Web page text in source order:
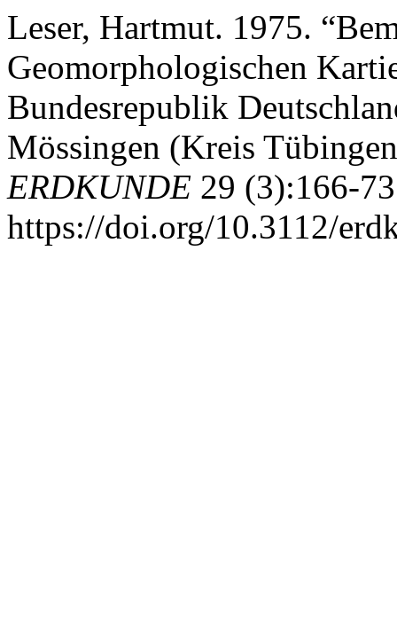
Leser, Hartmut. 1975.
Geomorphologischen
Bundesrepublik
Mössingen (Kreis
ERDKUNDE 29 (3):166-
https://doi.org/10.3112/